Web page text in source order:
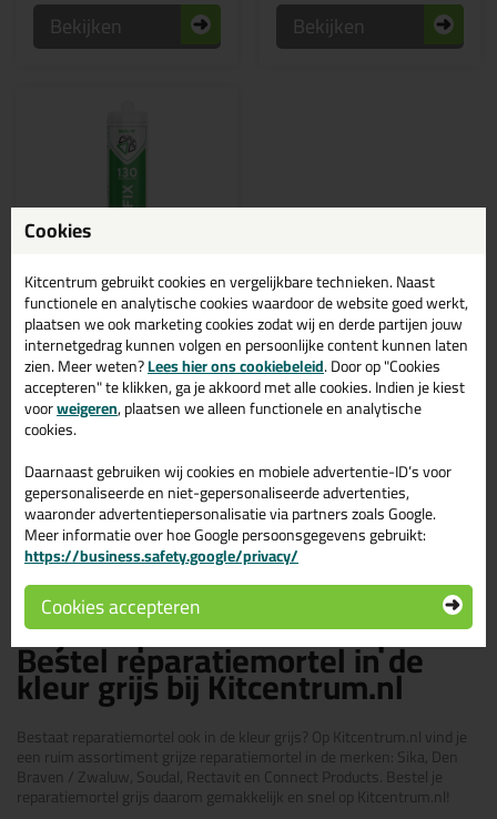
Bekijken Bekijken
Seal-it Cement-Fix 130
Voegreparatiemiddel
4,27 (2)
Bekijken
Grijze reparatiemortel kopen?
Bestel reparatiemortel in de
kleur grijs bij Kitcentrum.nl
Bestaat reparatiemortel ook in de kleur grijs? Op Kitcentrum.nl vind je
een ruim assortiment grijze reparatiemortel in de merken: Sika, Den
Braven / Zwaluw, Soudal, Rectavit en Connect Products. Bestel je
reparatiemortel grijs daarom gemakkelijk en snel op Kitcentrum.nl!
Cookies
Kitcentrum gebruikt cookies en vergelijkbare technieken. Naast
functionele en analytische cookies waardoor de website goed werkt,
plaatsen we ook marketing cookies zodat wij en derde partijen jouw
internetgedrag kunnen volgen en persoonlijke content kunnen laten
zien. Meer weten?Lees hier ons cookiebeleid. Door op "Cookies
accepteren" te klikken, ga je akkoord met alle cookies. Indien je kiest
voorweigeren, plaatsen we alleen functionele en analytische
cookies.
Daarnaast gebruiken wij cookies en mobiele advertentie-ID’s voor
gepersonaliseerde en niet-gepersonaliseerde advertenties,
waaronder advertentiepersonalisatie via partners zoals Google.
Meer informatie over hoe Google persoonsgegevens gebruikt:
https://business.safety.google/privacy/
Cookies accepteren